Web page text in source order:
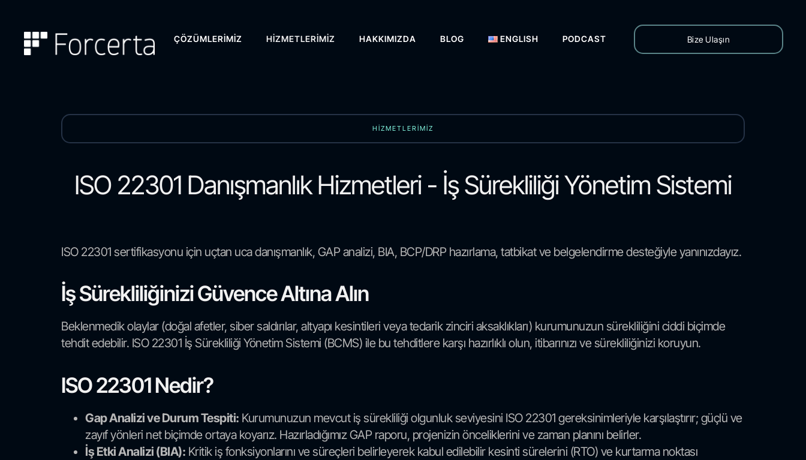
ÇÖZÜMLERIMIZ HIZMETLERIMIZ HAKKIMIZDA BLOG ENGLISH PODCAST Bize Ulaşın
HİZMETLERİMİZ
ISO 22301 Danışmanlık Hizmetleri - İş Sürekliliği Yönetim Sistemi
ISO 22301 sertifikasyonu için uçtan uca danışmanlık, GAP analizi, BIA, BCP/DRP hazırlama, tatbikat ve belgelendirme desteğiyle yanınızdayız.
İş Sürekliliğinizi Güvence Altına Alın
Beklenmedik olaylar (doğal afetler, siber saldırılar, altyapı kesintileri veya tedarik zinciri aksaklıkları) kurumunuzun sürekliliğini ciddi biçimde
tehdit edebilir. ISO 22301 İş Sürekliliği Yönetim Sistemi (BCMS) ile bu tehditlere karşı hazırlıklı olun, itibarınızı ve sürekliliğinizi koruyun.
ISO 22301 Nedir?
Gap Analizi ve Durum Tespiti: Kurumunuzun mevcut iş sürekliliği olgunluk seviyesini ISO 22301 gereksinimleriyle karşılaştırır; güçlü ve
zayıf yönleri net biçimde ortaya koyarız. Hazırladığımız GAP raporu, projenizin önceliklerini ve zaman planını belirler.
İş Etki Analizi (BIA): Kritik iş fonksiyonlarını ve süreçleri belirleyerek kabul edilebilir kesinti sürelerini (RTO) ve kurtarma noktası